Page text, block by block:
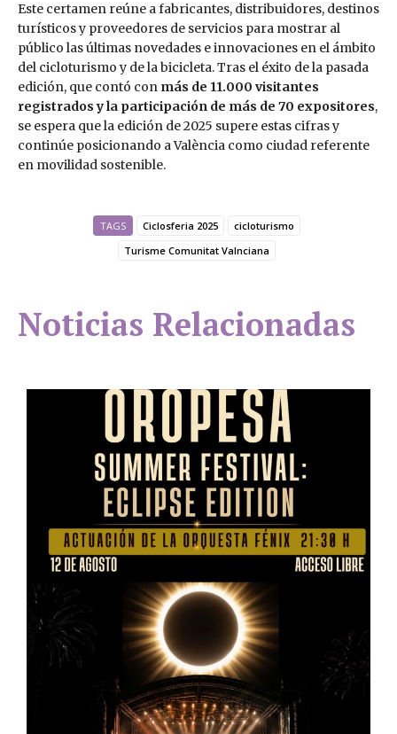
Este certamen reúne a fabricantes, distribuidores, destinos
turísticos y proveedores de servicios para mostrar al
público las últimas novedades e innovaciones en el ámbito
del cicloturismo y de la bicicleta. Tras el éxito de la pasada
edición, que contó con más de 11.000 visitantes
registrados y la participación de más de 70 expositores,
se espera que la edición de 2025 supere estas cifras y
continúe posicionando a València como ciudad referente
en movilidad sostenible.
TAGS Ciclosferia 2025
cicloturismo
Turisme Comunitat Valnciana
Noticias Relacionadas